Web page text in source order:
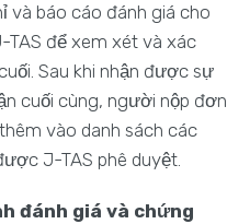
và báo cáo đánh giá cho
TAS để xem xét và xác
Sau khi nhận được sự
cuối cùng, người nộp đơn
vào danh sách các
J-TAS phê duyệt.
đánh giá và chứng